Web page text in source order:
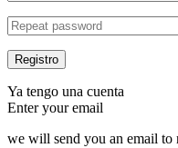
Ya tengo una cuenta
Enter your email
we will send you an email to